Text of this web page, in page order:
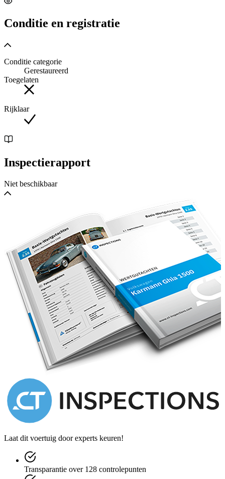
Conditie en registratie
Conditie categorie
Gerestaureerd
Toegelaten
Rijklaar
Inspectierapport
Niet beschikbaar
Laat dit voertuig door experts keuren!
Transparantie over 128 controlepunten